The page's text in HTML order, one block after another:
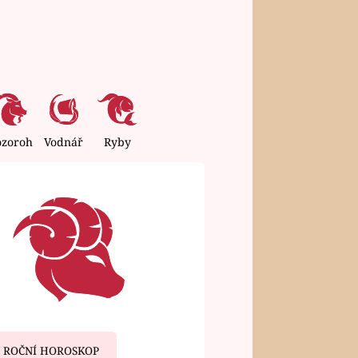
Vodnář Ryby
ROČNÍ HOROSKOP